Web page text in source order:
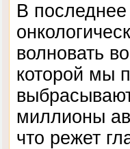
В
волновать
которой мы
миллионы
что режет